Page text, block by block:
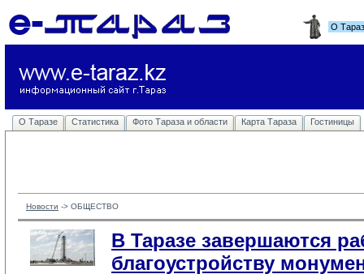
О
О Таразе Статистика Фото Тараза и области Карта Тараза Гостиницы
Новости -> ОБЩЕСТВО
В Таразе завершаются
благоустройству